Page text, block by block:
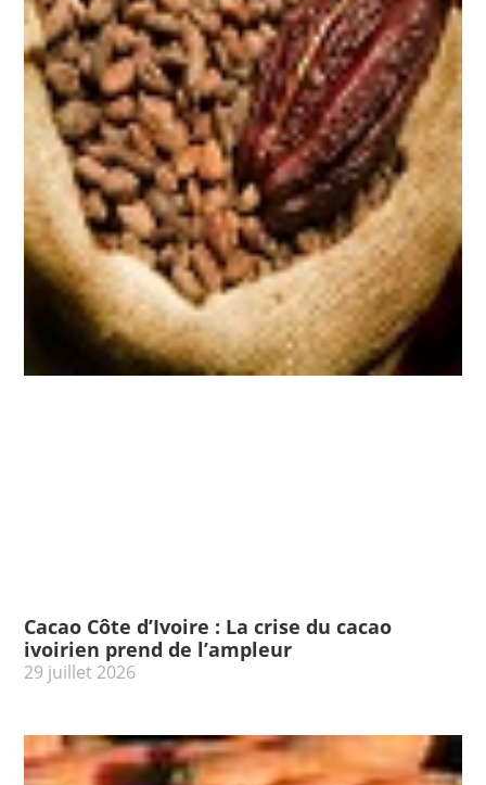
Cacao Côte d’Ivoire : La crise du cacao
ivoirien prend de l’ampleur
29 juillet 2026